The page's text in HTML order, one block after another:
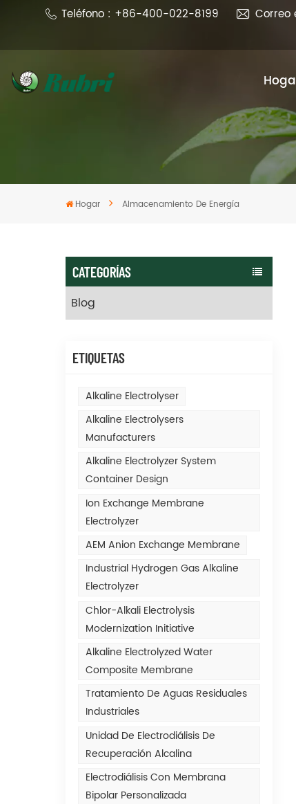
Teléfono : +86-400-022-8199 Correo
Hogar Almacenamiento De Energía
CATEGORÍAS
Blog
ETIQUETAS
Alkaline Electrolyser
Alkaline Electrolysers
Manufacturers
Alkaline Electrolyzer System
Container Design
Ion Exchange Membrane
Electrolyzer
AEM Anion Exchange Membrane
Industrial Hydrogen Gas Alkaline
Electrolyzer
Chlor-Alkali Electrolysis
Modernization Initiative
Alkaline Electrolyzed Water
Composite Membrane
Tratamiento De Aguas Residuales
Industriales
Unidad De Electrodiálisis De
Recuperación Alcalina
Electrodiálisis Con Membrana
Bipolar Personalizada